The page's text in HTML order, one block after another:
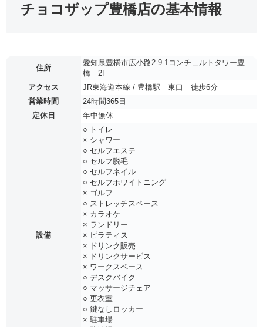
チョコザップ豊橋店の基本情報
住所
愛知県豊橋市広小路2-9-1コンチェルトタワー豊
橋 2F
アクセス
JR東海道本線 / 豊橋駅 東口 徒歩6分
営業時間
24時間365日
定休日
年中無休
設備
○ トイレ
× シャワー
○ セルフエステ
○ セルフ脱毛
○ セルフネイル
○ セルフホワイトニング
× ゴルフ
○ ストレッチスペース
× カラオケ
× ランドリー
× ピラティス
× ドリンク販売
× ドリンクサービス
× ワークスペース
○ デスクバイク
○ マッサージチェア
○ 更衣室
○ 鍵なしロッカー
× 駐車場